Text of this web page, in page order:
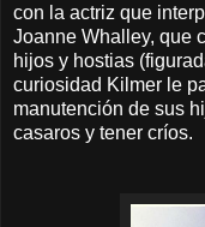
con la actriz que
Joanne Whalley, que
hijos y hostias
curiosidad Kilmer le
manutención de sus
casaros y tener críos.